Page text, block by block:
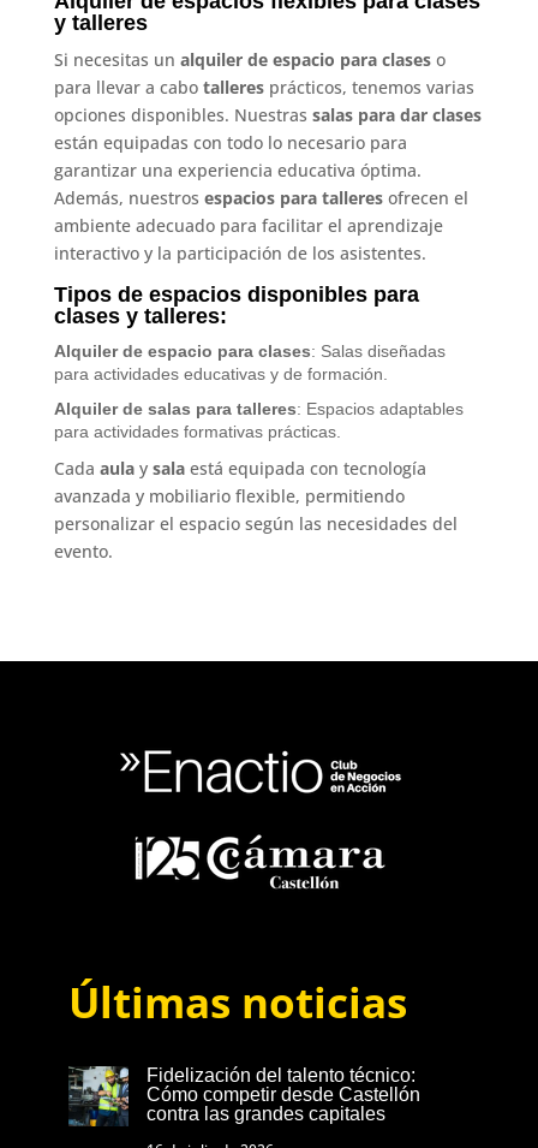
y talleres
Si necesitas un alquiler de espacio para claseso
para llevar a cabo talleresprácticos, tenemos varias
opciones disponibles. Nuestras salas para dar clases
están equipadas con todo lo necesario para
garantizar una experiencia educativa óptima.
Además, nuestros espacios para talleresofrecen el
ambiente adecuado para facilitar el aprendizaje
interactivo y la participación de los asistentes.
Tipos de espacios disponibles para
clases y talleres:
Alquiler de espacio para clases: Salas diseñadas
para actividades educativas y de formación.
Alquiler de salas para talleres: Espacios adaptables
para actividades formativas prácticas.
Cada aulay salaestá equipada con tecnología
avanzada y mobiliario flexible, permitiendo
personalizar el espacio según las necesidades del
evento.
Últimas noticias
Fidelización del talento técnico:
Cómo competir desde Castellón
contra las grandes capitales